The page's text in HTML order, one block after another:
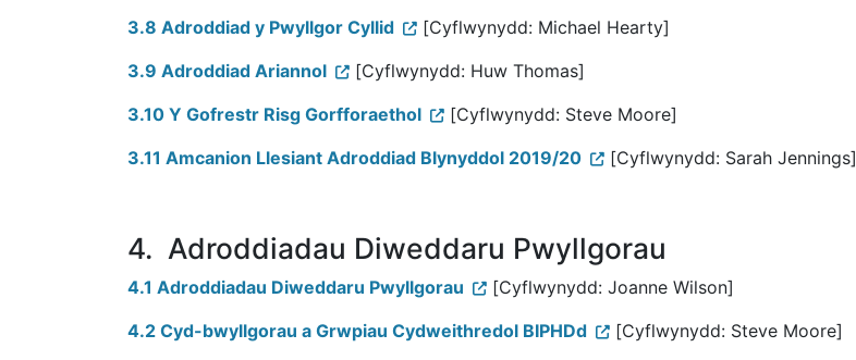
3.8 Adroddiad y Pwyllgor Cyllid
[Cyflwynydd: Michael Hearty]
3.9 Adroddiad Ariannol
[Cyflwynydd: Huw Thomas]
3.10 Y Gofrestr Risg Gorfforaethol
[Cyflwynydd: Steve Moore]
3.11 Amcanion Llesiant Adroddiad Blynyddol 2019/20
[Cyflwynydd: Sarah Jennings]
4. Adroddiadau Diweddaru Pwyllgorau
4.1 Adroddiadau Diweddaru Pwyllgorau
[Cyflwynydd: Joanne Wilson]
4.2 Cyd-bwyllgorau a Grwpiau Cydweithredol BIPHDd
[Cyflwynydd: Steve Moore]